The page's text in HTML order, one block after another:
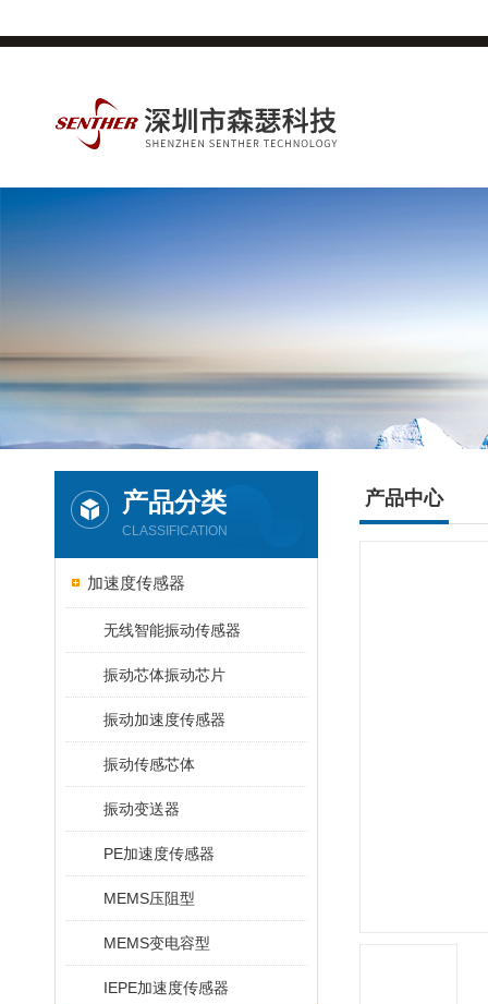
产品分类
CLASSIFICATION
加速度传感器
无线智能振动传感器
振动芯体振动芯片
振动加速度传感器
振动传感芯体
振动变送器
PE加速度传感器
MEMS压阻型
MEMS变电容型
IEPE加速度传感器
产品中心